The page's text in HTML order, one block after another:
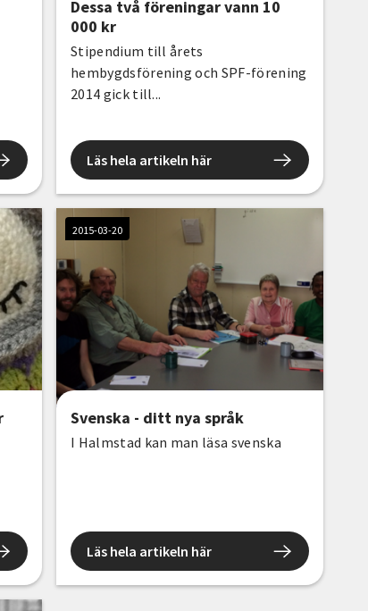
Dessa två föreningar vann 10
000 kr
Stipendium till årets
hembygdsförening och SPF-förening
2014 gick till...
Läs hela artikeln här
2015-03-20
Svenska - ditt nya språk
I Halmstad kan man läsa svenska
Läs hela artikeln här